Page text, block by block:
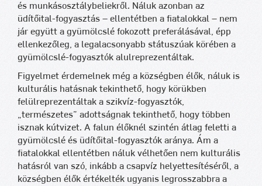
és munkásosztálybeliekről. Náluk azonban az
üdítőital-fogyasztás – ellentétben a fiatalokkal – nem
jár együtt a gyümölcslé fokozott preferálásával, épp
ellenkezőleg, a legalacsonyabb státuszúak körében a
gyümölcslé-fogyasztók alulreprezentáltak.
Figyelmet érdemelnek még a községben élők, náluk is
kulturális hatásnak tekinthető, hogy körükben
felülreprezentáltak a szikvíz-fogyasztók,
„természetes” adottságnak tekinthető, hogy többen
isznak kútvizet. A falun élőknél szintén átlag feletti a
gyümölcslé és üdítőital-fogyasztók aránya. Ám a
fiatalokkal ellentétben náluk vélhetően nem kulturális
hatásról van szó, inkább a csapvíz helyettesítéséről, a
községben élők értékelték ugyanis legrosszabbra a